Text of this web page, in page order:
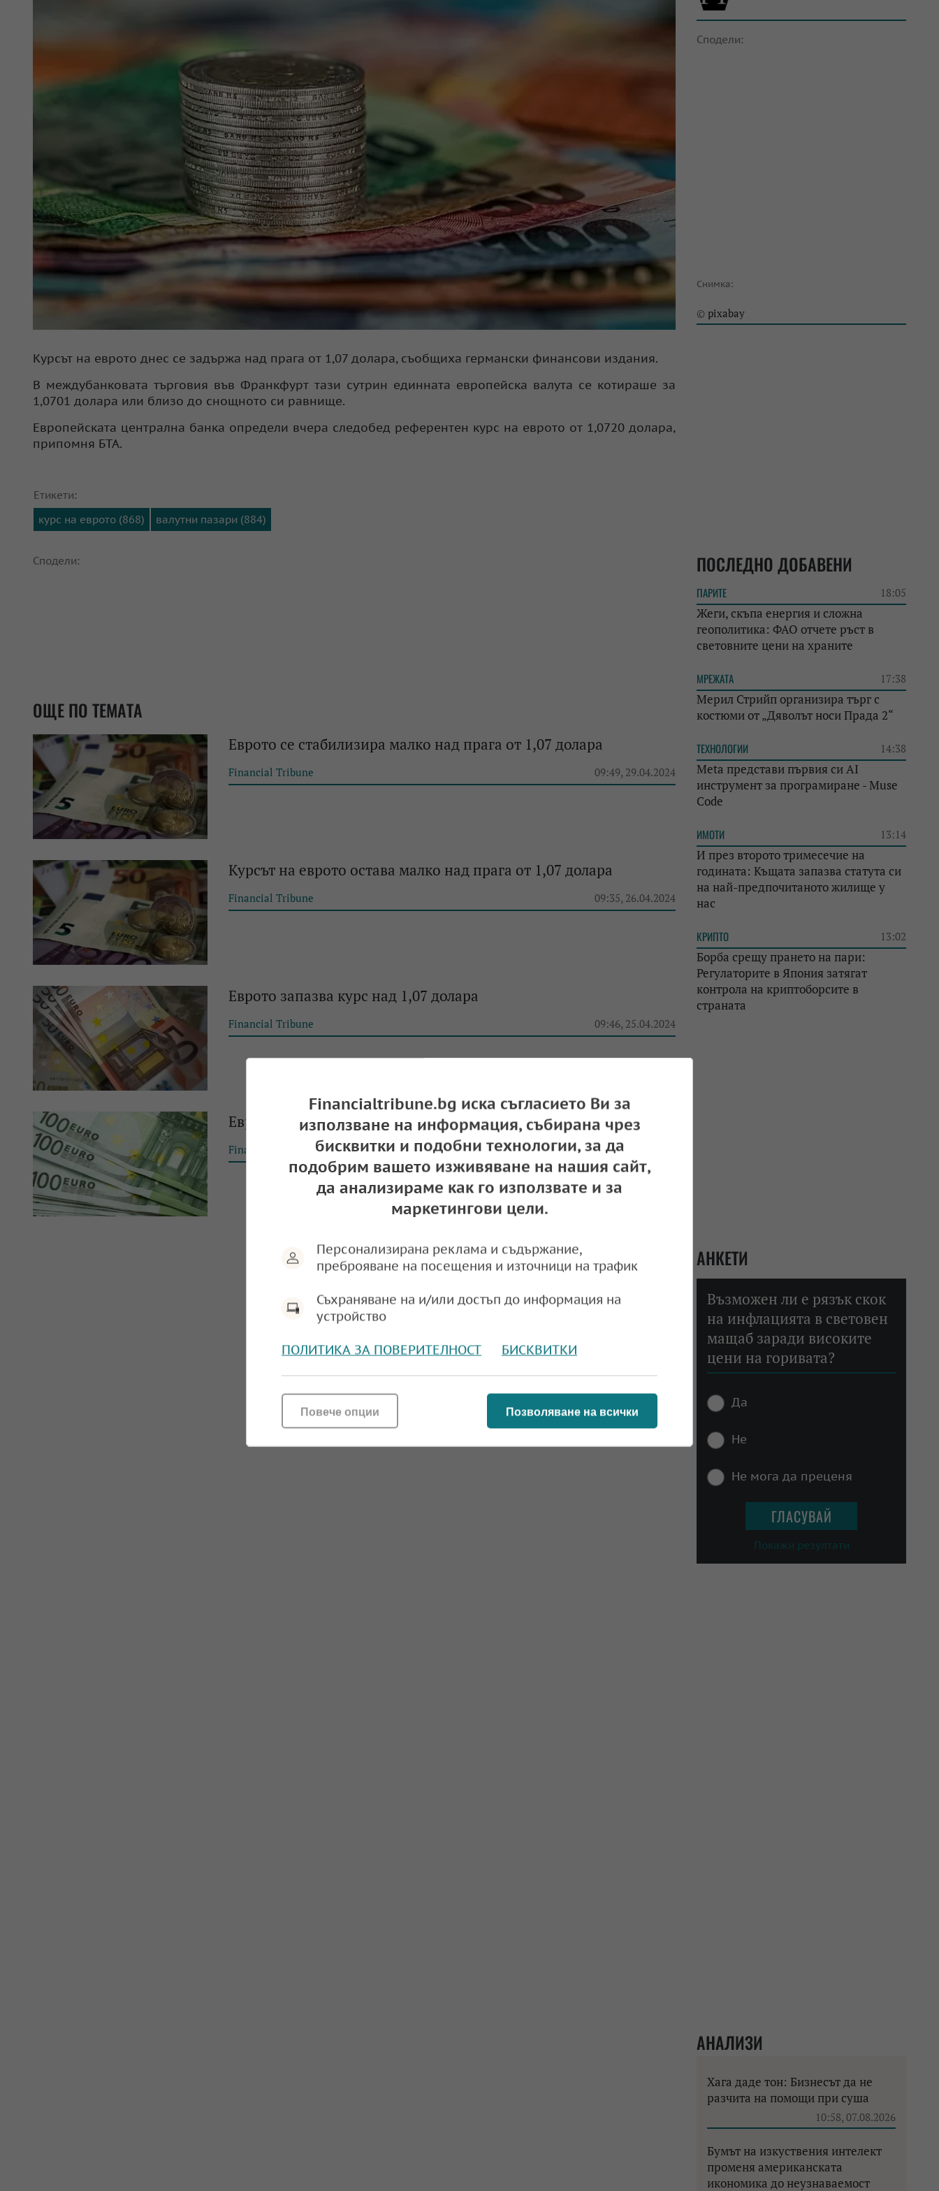
Сподели:
Снимка:
© pixabay
Курсът на еврото днес се задържа над прага от 1,07 долара, съобщиха германски финансови издания.
В междубанковата търговия във Франкфурт тази сутрин единната европейска валута се котираше за
1,0701 долара или близо до снощното си равнище.
Европейската централна банка определи вчера следобед референтен курс на еврото от 1,0720 долара,
припомня БТА.
Етикети:
курс на еврото (868)
валутни пазари (884)
Сподели:
ОЩЕ ПО ТЕМАТА
Еврото се стабилизира малко над прага от 1,07 долара
Financial Tribune 09:49, 29.04.2024
Курсът на еврото остава малко над прага от 1,07 долара
Financial Tribune 09:35, 26.04.2024
Еврото запазва курс над 1,07 долара
Financial Tribune 09:46, 25.04.2024
Еврото с лек ръст: Премина прага от 1,07 долара
Financial Tribune 09:17, 24.04.2024
ПОСЛЕДНО ДОБАВЕНИ
ПАРИТЕ 18:05
Жеги, скъпа енергия и сложна
геополитика: ФАО отчете ръст в
световните цени на храните
МРЕЖАТА 17:38
Мерил Стрийп организира търг с
костюми от „Дяволът носи Прада 2“
ТЕХНОЛОГИИ 14:38
Meta представи първия си AI
инструмент за програмиране - Muse
Code
ИМОТИ 13:14
И през второто тримесечие на
годината: Къщата запазва статута си
на най-предпочитаното жилище у
нас
КРИПТО 13:02
Борба срещу прането на пари:
Регулаторите в Япония затягат
контрола на криптоборсите в
страната
АНКЕТИ
Възможен ли е рязък скок
на инфлацията в световен
мащаб заради високите
цени на горивата?
Да
Не
Не мога да преценя
Покажи резултати
АНАЛИЗИ
Хага даде тон: Бизнесът да не
разчита на помощи при суша
10:58, 07.08.2026
Бумът на изкуствения интелект
променя американската
икономика до неузнаваемост
Financialtribune.bg иска съгласието Ви за
използване на информация, събирана чрез
бисквитки и подобни технологии, за да
подобрим вашето изживяване на нашия сайт,
да анализираме как го използвате и за
маркетингови цели.
Персонализирана реклама и съдържание,
преброяване на посещения и източници на трафик
Съхраняване на и/или достъп до информация на
устройство
ПОЛИТИКА ЗА ПОВЕРИТЕЛНОСТ БИСКВИТКИ
Позволяване на всички
Повече опции